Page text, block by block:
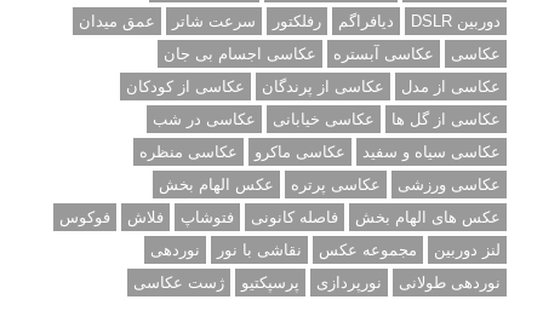
دوربین DSLR
دیافراگم رفلکتور سرعت شاتر
عمق میدان
عکاسی
عکاسی آبستره
عکاسی اجسام بی جان
عکاسی از مدل
عکاسی از پرندگان
عکاسی از کودکان
عکاسی از گل ها
عکاسی خیابانی
عکاسی در شب
عکاسی سیاه و سفید
عکاسی ماکرو
عکاسی منظره
عکاسی ورزشی
عکاسی پرتره
عکس الهام بخش
عکس های الهام بخش
فاصله کانونی فتوشاپ فلاش
فوکوس
لنز دوربین
مجموعه عکس نقاشی با نور
نوردهی
نوردهی طولانی
نورپردازی پرسپکتیو ژست عکاسی